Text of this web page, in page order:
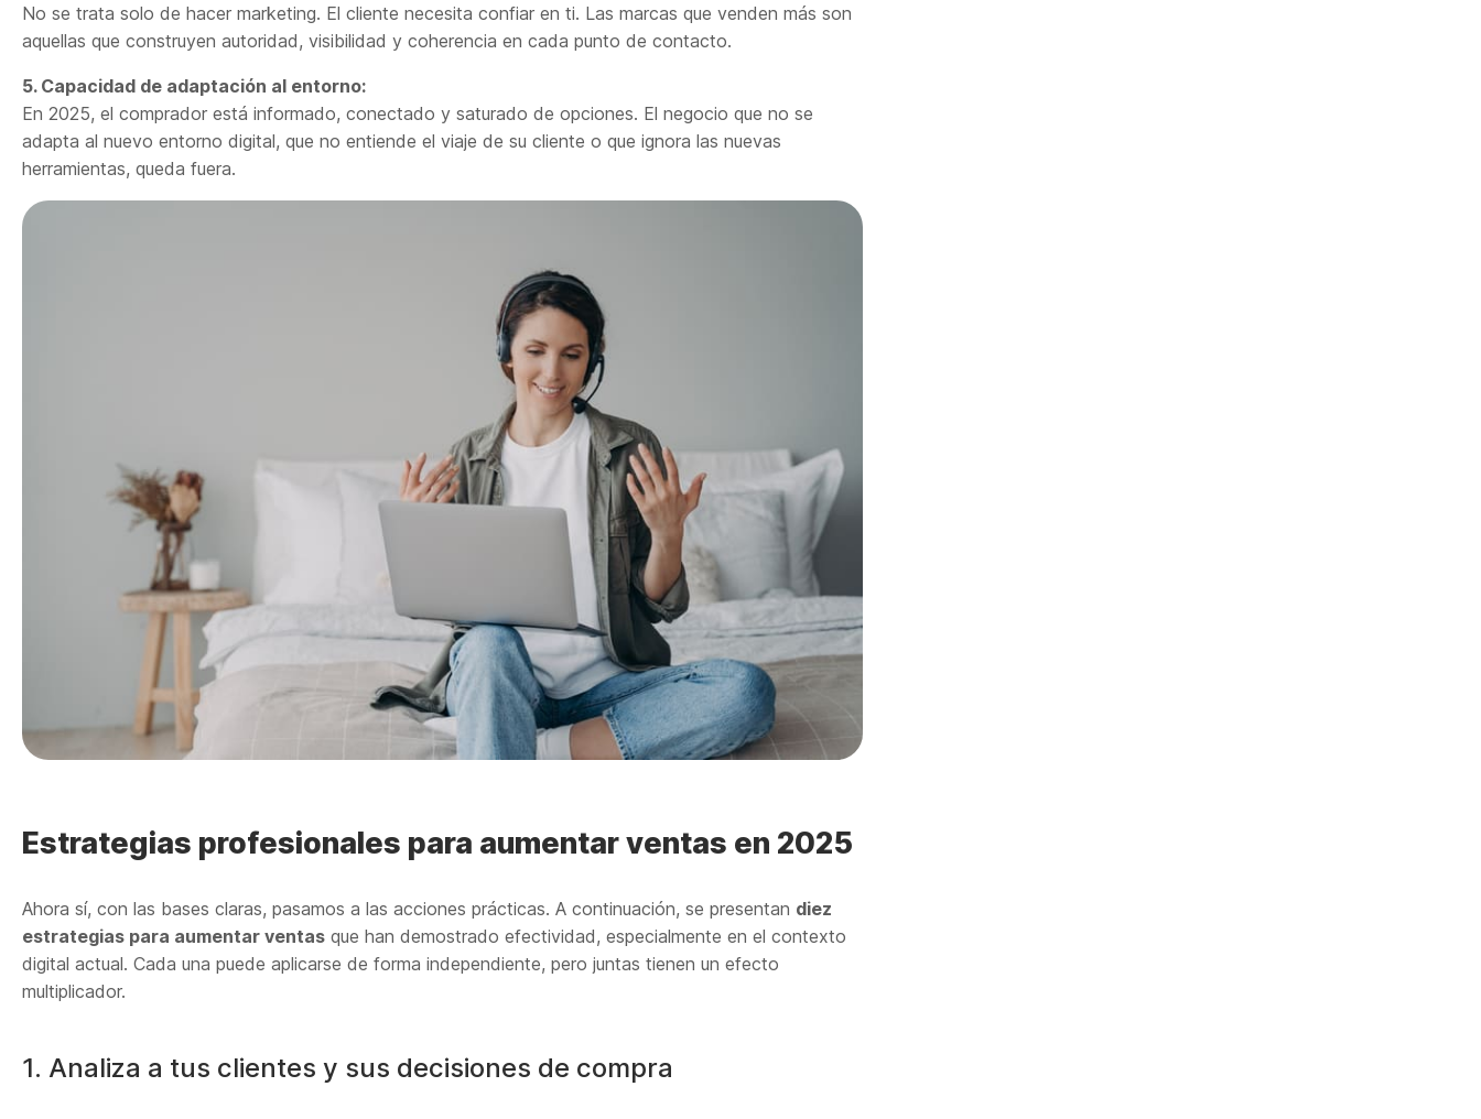
No se trata solo de hacer marketing. El cliente necesita confiar en ti. Las marcas que venden más son
aquellas que construyen autoridad, visibilidad y coherencia en cada punto de contacto.
5. Capacidad de adaptación al entorno:
En 2025, el comprador está informado, conectado y saturado de opciones. El negocio que no se
adapta al nuevo entorno digital, que no entiende el viaje de su cliente o que ignora las nuevas
herramientas, queda fuera.
Estrategias profesionales para aumentar ventas en 2025
Ahora sí, con las bases claras, pasamos a las acciones prácticas. A continuación, se presentan diez
estrategias para aumentar ventas que han demostrado efectividad, especialmente en el contexto
digital actual. Cada una puede aplicarse de forma independiente, pero juntas tienen un efecto
multiplicador.
1. Analiza a tus clientes y sus decisiones de compra